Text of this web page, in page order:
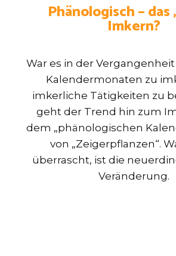
Phänologisch − das
Imkern?
War es in der
Kalendermonaten zu
imkerliche Tätigkeiten zu
geht der Trend hin zum
dem „phänologischen
von „Zeigerpflanzen“.
überrascht, ist die
Veränderung.